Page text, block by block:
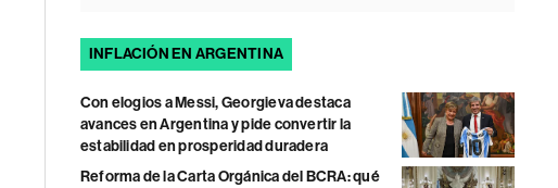
INFLACIÓN EN ARGENTINA
Con elogios a Messi, Georgieva destaca
avances en Argentina y pide convertir la
estabilidad en prosperidad duradera
Reforma de la Carta Orgánica del BCRA: qué